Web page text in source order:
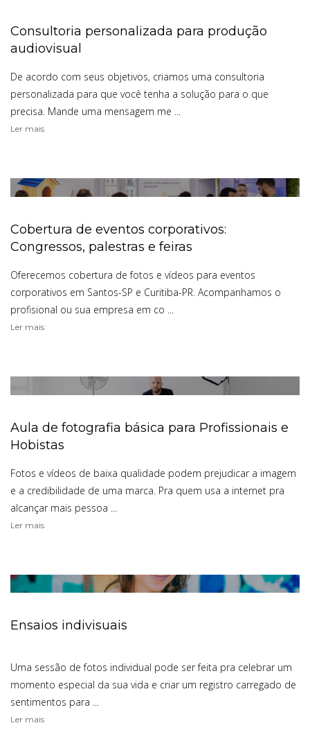
Consultoria personalizada para produção
audiovisual
De acordo com seus objetivos, criamos uma consultoria
personalizada para que você tenha a solução para o que
precisa. Mande uma mensagem me ...
Ler mais
Cobertura de eventos corporativos:
Congressos, palestras e feiras
Oferecemos cobertura de fotos e vídeos para eventos
corporativos em Santos-SP e Curitiba-PR. Acompanhamos o
profisional ou sua empresa em co ...
Ler mais
Aula de fotografia básica para Profissionais e
Hobistas
Fotos e vídeos de baixa qualidade podem prejudicar a imagem
e a credibilidade de uma marca. Pra quem usa a internet pra
alcançar mais pessoa ...
Ler mais
Ensaios indivisuais
Uma sessão de fotos individual pode ser feita pra celebrar um
momento especial da sua vida e criar um registro carregado de
sentimentos para ...
Ler mais